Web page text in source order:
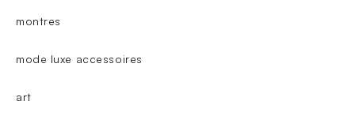
montres
mode luxe accessoires
art